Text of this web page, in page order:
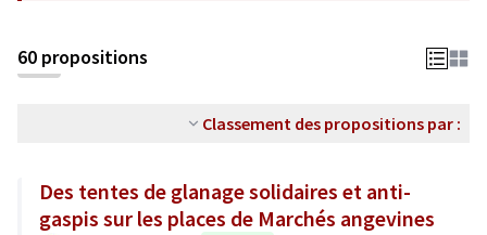
60 propositions
Classement des propositions par :
Des tentes de glanage solidaires et anti-
gaspis sur les places de Marchés angevines